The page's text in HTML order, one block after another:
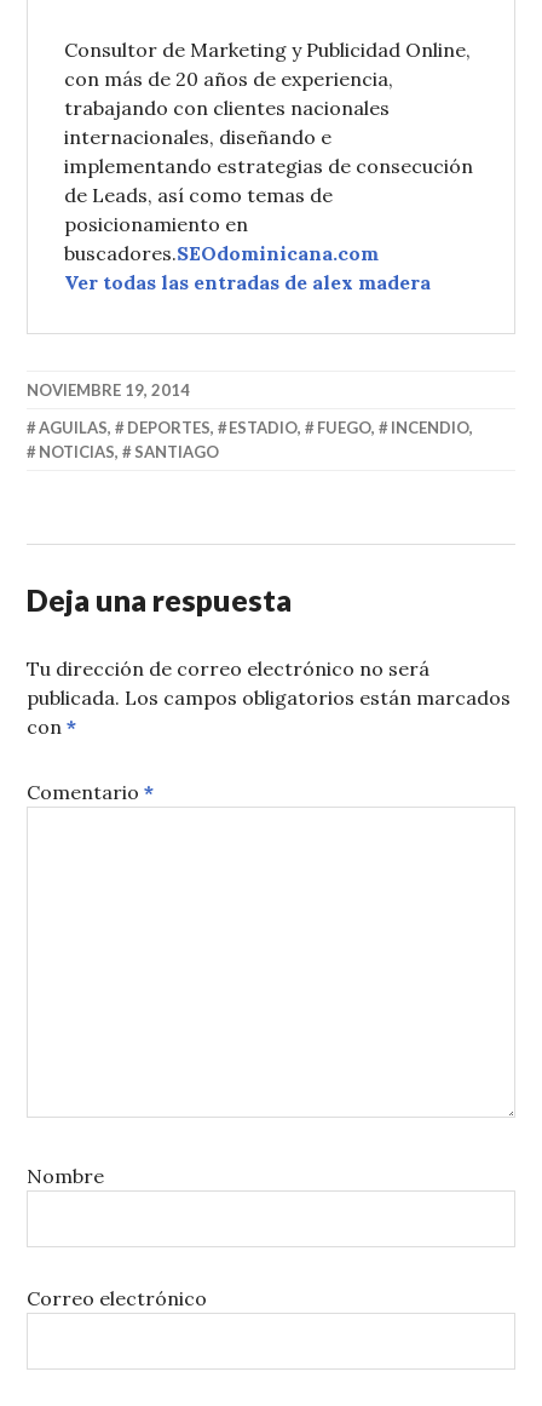
Consultor de Marketing y Publicidad Online,
con más de 20 años de experiencia,
trabajando con clientes nacionales
internacionales, diseñando e
implementando estrategias de consecución
de Leads, así como temas de
posicionamiento en
buscadores.SEOdominicana.com
Ver todas las entradas de alex madera
NOVIEMBRE 19, 2014
AGUILAS, DEPORTES, ESTADIO, FUEGO, INCENDIO,
NOTICIAS, SANTIAGO
Deja una respuesta
Tu dirección de correo electrónico no será
publicada. Los campos obligatorios están marcados
con*
Comentario*
Nombre
Correo electrónico